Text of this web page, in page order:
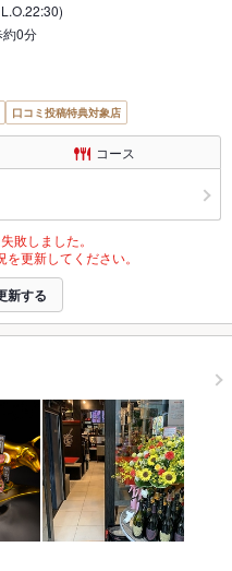
約0分
口コミ投稿特典対象店
コース
敗しました。
更新してください。
新する